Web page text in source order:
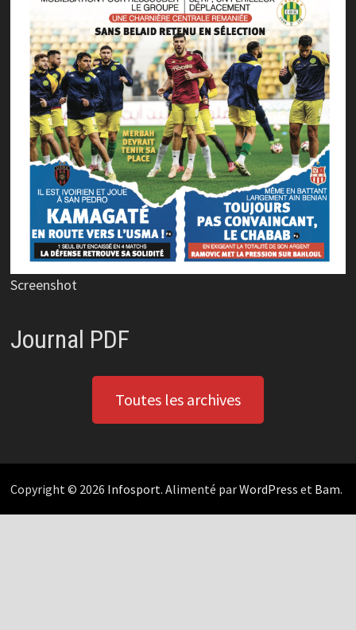
Screenshot
Journal PDF
Toutes les archives
Copyright © 2026 Infosport. Alimenté parWordPress et Bam.